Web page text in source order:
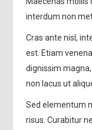
interdum non
Cras ante nisl,
est. Etiam
dignissim
non lacus ut
Sed elementum
risus. Curabitur